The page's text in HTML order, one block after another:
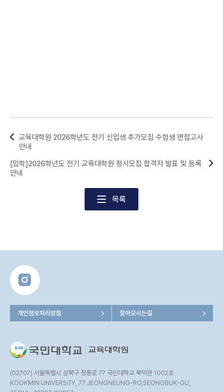
교육대학원 2026학년도 전기 신입생 추가모집 수험생 면접고사
안내
목록
[입학]2026학년도 전기 교육대학원 정시모집 합격자 발표 및 등록
안내
(02707) 서울특별시 성북구 정릉로 77 국민대학교 북악관 1002호
KOOKMIN UNIVERSITY, 77 JEONGNEUNG-RO,SEONGBUK-GU,
개인정보처리방침 찾아오시는길